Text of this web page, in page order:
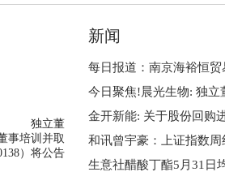
得 独立董
培训并取
）将公告
新闻
金开新能: 关于股份回购
和讯曾宇豪：上证指数